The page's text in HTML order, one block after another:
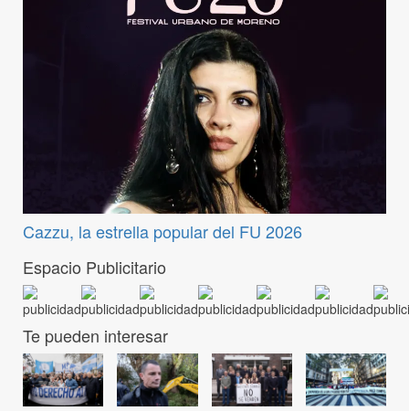
Cazzu, la estrella popular del FU 2026
Espacio Publicitario
Te pueden interesar